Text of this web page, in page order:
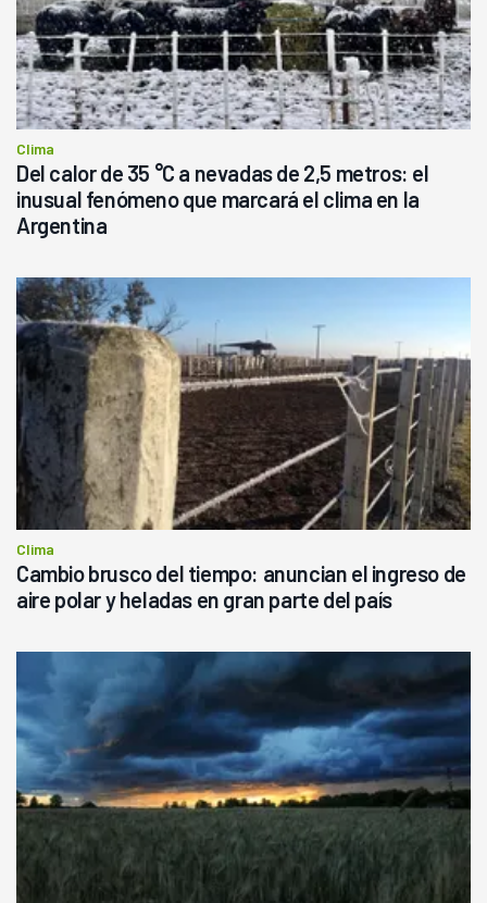
Clima
Del calor de 35 °C a nevadas de 2,5 metros: el
inusual fenómeno que marcará el clima en la
Argentina
Clima
Cambio brusco del tiempo: anuncian el ingreso de
aire polar y heladas en gran parte del país